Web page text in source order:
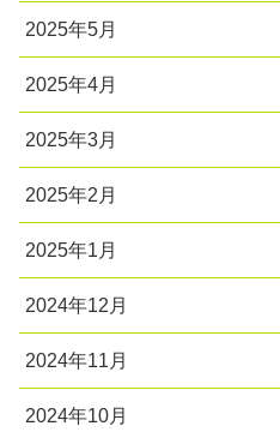
2025年5月
2025年4月
2025年3月
2025年2月
2025年1月
2024年12月
2024年11月
2024年10月